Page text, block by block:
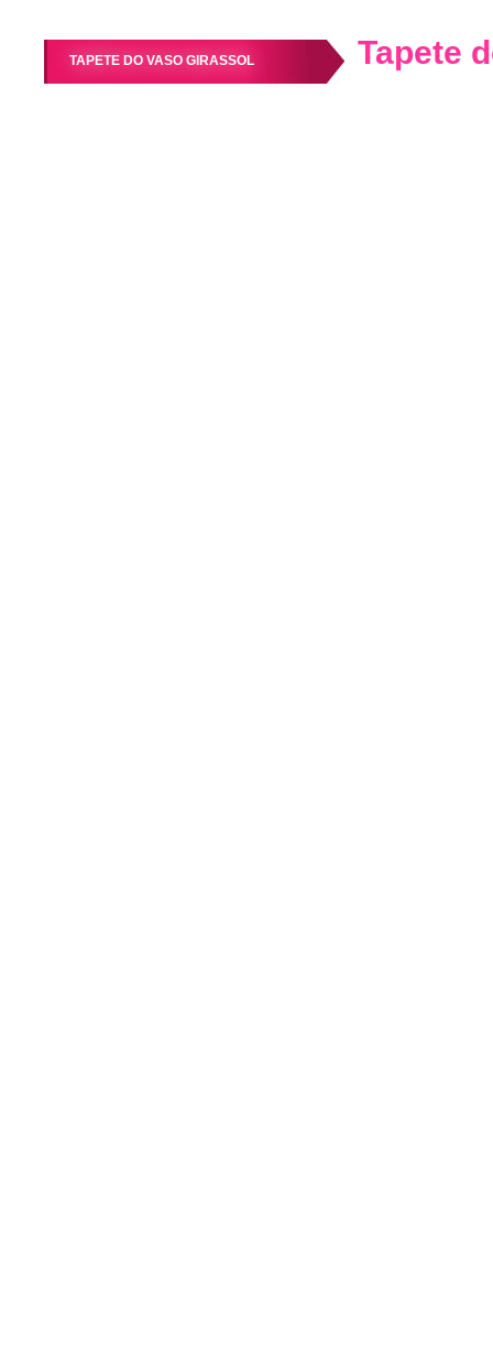
TAPETE DO VASO GIRASSOL Tapete